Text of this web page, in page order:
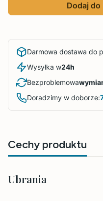
Dodaj
Darmowa dostawa do
Wysyłka w24h
Bezproblemowa
Doradzimy w doborze:
Cechy produktu
Ubrania